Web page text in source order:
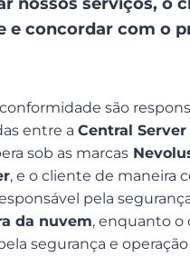
e concordar com o
são
entre a Central
sob as marcas
, e o cliente de maneira
pela
da nuvem, enquanto o
segurança e operação